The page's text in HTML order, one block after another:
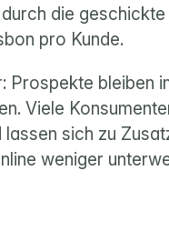
die
pro Kunde.
Prospekte bleiben
Viele
sich zu
weniger